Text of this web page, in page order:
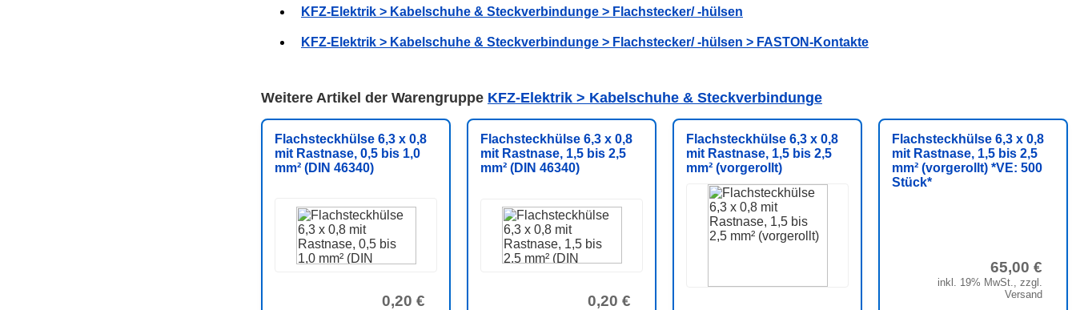
KFZ-Elektrik > Kabelschuhe & Steckverbindunge > Flachstecker/ -hülsen
KFZ-Elektrik > Kabelschuhe & Steckverbindunge > Flachstecker/ -hülsen > FASTON-Kontakte
Weitere Artikel der Warengruppe KFZ-Elektrik > Kabelschuhe & Steckverbindunge
Flachsteckhülse 6,3 x 0,8
mit Rastnase, 0,5 bis 1,0
mm² (DIN 46340)
0,20 €
Flachsteckhülse 6,3 x 0,8
mit Rastnase, 1,5 bis 2,5
mm² (DIN 46340)
0,20 €
Flachsteckhülse 6,3 x 0,8
mit Rastnase, 1,5 bis 2,5
mm² (vorgerollt)
Flachsteckhülse 6,3 x 0,8
mit Rastnase, 1,5 bis 2,5
mm² (vorgerollt) *VE: 500
Stück*
65,00 €
inkl. 19% MwSt., zzgl.
Versand